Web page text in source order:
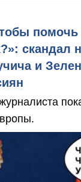
помочь
скандал
и